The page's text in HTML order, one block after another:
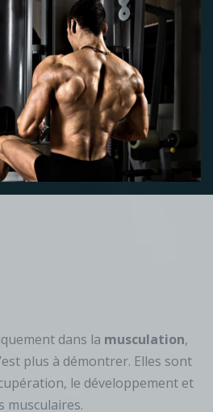
dans la musculation,
plus à démontrer. Elles sont
le développement et
musculaires.